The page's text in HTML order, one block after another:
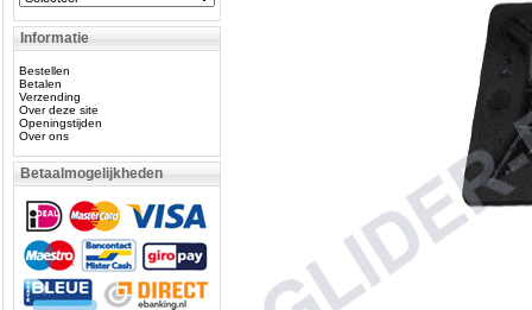
Informatie
Bestellen
Betalen
Verzending
Over deze site
Openingstijden
Over ons
Betaalmogelijkheden